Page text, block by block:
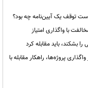
توقف یک آیین‌نامه چه بود؟
با واگذاری امتیاز
بشکند، باید مقابله کرد
پروژه‌ها، راهکار مقابله با